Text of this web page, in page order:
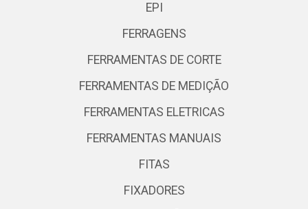
EPI
FERRAGENS
FERRAMENTAS DE CORTE
FERRAMENTAS DE MEDIÇÃO
FERRAMENTAS ELETRICAS
FERRAMENTAS MANUAIS
FITAS
FIXADORES